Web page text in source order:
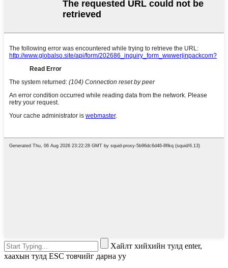
Хайлт хийхийн тулд enter,
хаахын тулд ESC товчийг дарна уу